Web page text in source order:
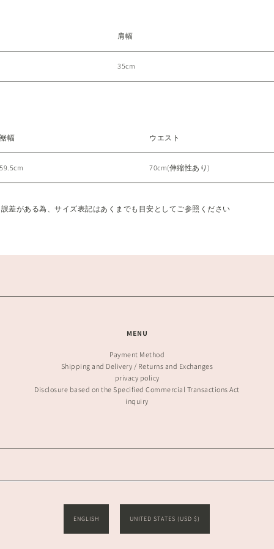
肩幅
35cm
裾幅 ウエスト
59.5cm 70cm(伸縮性あり)
差がある為、サイズ表記はあくまでも目安としてご参照ください
MENU
Payment Method
Shipping and Delivery / Returns and Exchanges
privacy policy
Disclosure based on the Specified Commercial Transactions Act
inquiry
ENGLISH UNITED STATES (USD $)